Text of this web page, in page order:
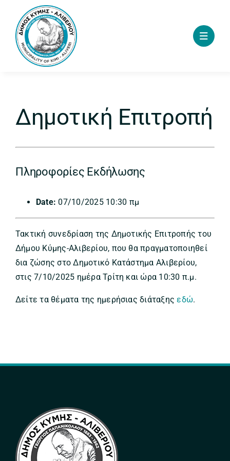
content
Δημοτική Επιτροπή
Πληροφορίες Εκδήλωσης
Date: 07/10/2025 10:30 πμ
Τακτική συνεδρίαση της Δημοτικής Επιτροπής του
Δήμου Κύμης-Αλιβερίου, που θα πραγματοποιηθεί
δια ζώσης στο Δημοτικό Κατάστημα Αλιβερίου,
στις 7/10/2025 ημέρα Τρίτη και ώρα 10:30 π.μ.
Δείτε τα θέματα της ημερήσιας διάταξηςεδώ.